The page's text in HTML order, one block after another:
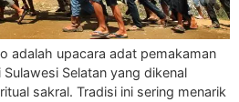
adalah upacara adat pemakaman
Selatan yang dikenal
sakral. Tradisi ini sering menarik